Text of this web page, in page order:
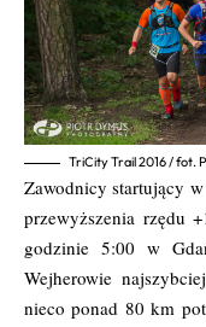
TriCity Trail 2016 / fot.
Zawodnicy startujący
przewyższenia rzędu
godzinie 5:00 w
Wejherowie
nieco ponad 80 km